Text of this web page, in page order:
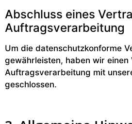
Abschluss eines
Auftragsverarbeitung
Um die datenschutzkonforme
gewährleisten, haben wir
Auftragsverarbeitung mit
geschlossen.